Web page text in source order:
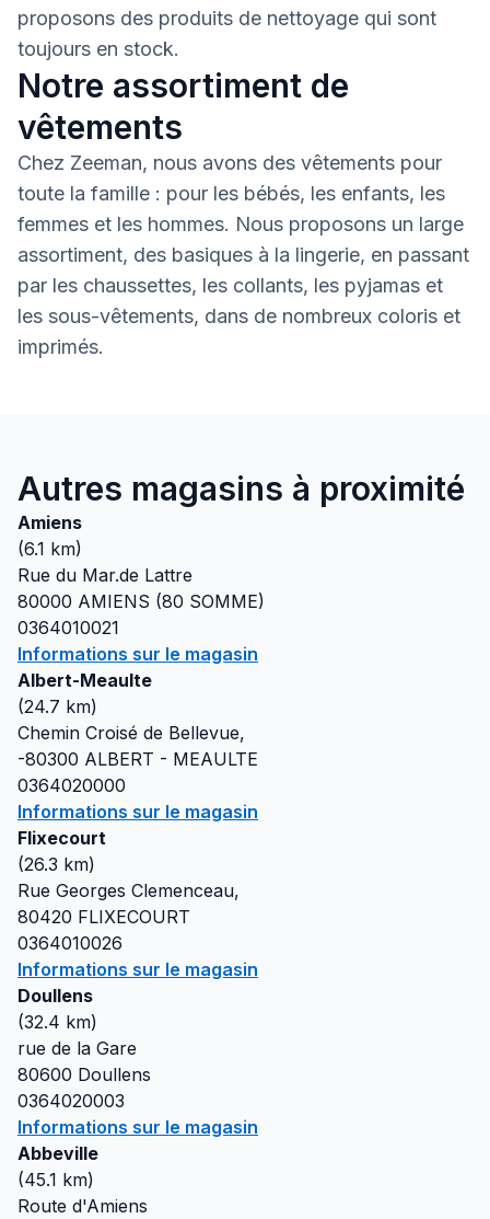
proposons des produits de nettoyage qui sont
toujours en stock.
Notre assortiment de
vêtements
Chez Zeeman, nous avons des vêtements pour
toute la famille : pour les bébés, les enfants, les
femmes et les hommes. Nous proposons un large
assortiment, des basiques à la lingerie, en passant
par les chaussettes, les collants, les pyjamas et
les sous-vêtements, dans de nombreux coloris et
imprimés.
Autres magasins à proximité
Amiens
(6.1 km)
Rue du Mar.de Lattre
80000 AMIENS (80 SOMME)
0364010021
Informations sur le magasin
Albert-Meaulte
(24.7 km)
Chemin Croisé de Bellevue,
-80300 ALBERT - MEAULTE
0364020000
Informations sur le magasin
Flixecourt
(26.3 km)
Rue Georges Clemenceau,
80420 FLIXECOURT
0364010026
Informations sur le magasin
Doullens
(32.4 km)
rue de la Gare
80600 Doullens
0364020003
Informations sur le magasin
Abbeville
(45.1 km)
Route d'Amiens